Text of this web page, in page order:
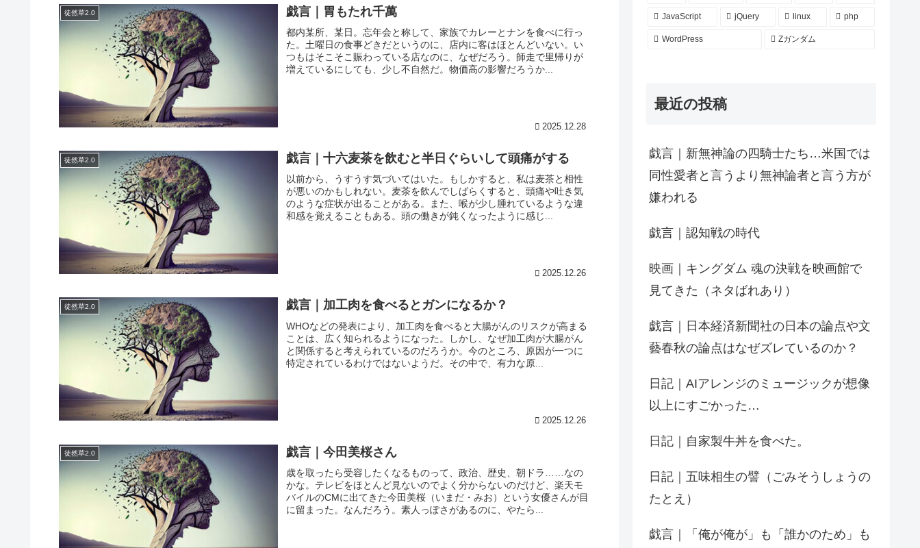
徒然草2.0 戯言｜胃もたれ千萬
都内某所、某日。忘年会と称して、家族でカレーとナンを食べに行っ
た。土曜日の食事どきだというのに、店内に客はほとんどいない。い
つもはそこそこ賑わっている店なのに、なぜだろう。師走で里帰りが
増えているにしても、少し不自然だ。物価高の影響だろうか...
2025.12.28
徒然草2.0 戯言｜十六麦茶を飲むと半日ぐらいして頭痛がする
以前から、うすうす気づいてはいた。もしかすると、私は麦茶と相性
が悪いのかもしれない。麦茶を飲んでしばらくすると、頭痛や吐き気
のような症状が出ることがある。また、喉が少し腫れているような違
和感を覚えることもある。頭の働きが鈍くなったように感じ...
2025.12.26
徒然草2.0 戯言｜加工肉を食べるとガンになるか？
WHOなどの発表により、加工肉を食べると大腸がんのリスクが高まる
ことは、広く知られるようになった。しかし、なぜ加工肉が大腸がん
と関係すると考えられているのだろうか。今のところ、原因が一つに
特定されているわけではないようだ。その中で、有力な原...
2025.12.26
徒然草2.0 戯言｜今田美桜さん
歳を取ったら受容したくなるものって、政治、歴史、朝ドラ……なの
かな。テレビをほとんど見ないのでよく分からないのだけど、楽天モ
バイルのCMに出てきた今田美桜（いまだ・みお）という女優さんが目
に留まった。なんだろう。素人っぽさがあるのに、やたら...
JavaScript jQuery linux php
WordPress Zガンダム
最近の投稿
戯言｜新無神論の四騎士たち…米国では
同性愛者と言うより無神論者と言う方が
嫌われる
戯言｜認知戦の時代
映画｜キングダム 魂の決戦を映画館で
見てきた（ネタばれあり）
戯言｜日本経済新聞社の日本の論点や文
藝春秋の論点はなぜズレているのか？
日記｜AIアレンジのミュージックが想像
以上にすごかった…
日記｜自家製牛丼を食べた。
日記｜五味相生の譬（ごみそうしょうの
たとえ）
戯言｜「俺が俺が」も「誰かのため」も